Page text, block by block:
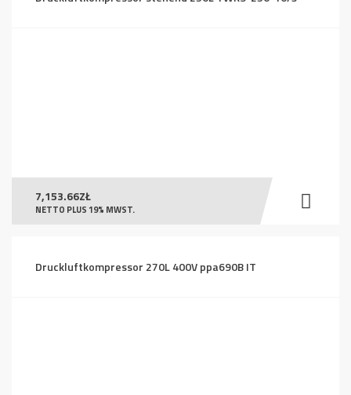
7,153.66ZŁ
NETTO PLUS 19% MWST.
Druckluftkompressor 270L 400V ppa690B IT